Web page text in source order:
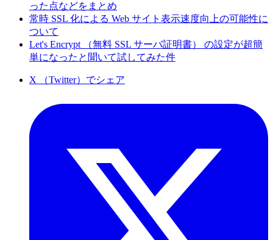
った点などをまとめ
常時 SSL 化による Web サイト表示速度向上の可能性に
ついて
Let's Encrypt （無料 SSL サーバ証明書） の設定が超簡
単になったと聞いて試してみた件
X （Twitter）でシェア